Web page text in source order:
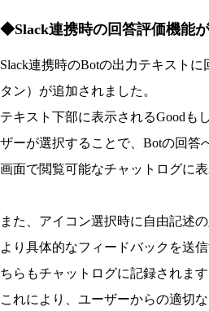
◆Slack連携時の回答評価機能
Slack連携時のBotの出力テキストに
タン）が追加されました。
テキスト下部に表示されるGoodも
ザーが選択することで、Botの回答
画面で閲覧可能なチャットログに表
また、アイコン選択時に自由記述
より具体的なフィードバックを送
ちらもチャットログに記録されます
これにより、ユーザーからの適切